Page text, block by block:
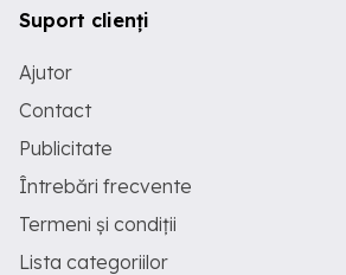
Suport clienți
Ajutor
Contact
Publicitate
Întrebări frecvente
Termeni și condiții
Lista categoriilor